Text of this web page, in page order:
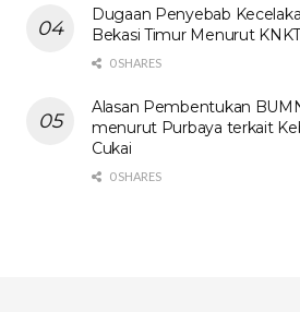
Dugaan Penyebab
Bekasi Timur Menurut
0 SHARES
Alasan Pembentukan
menurut Purbaya terkait
Cukai
0 SHARES